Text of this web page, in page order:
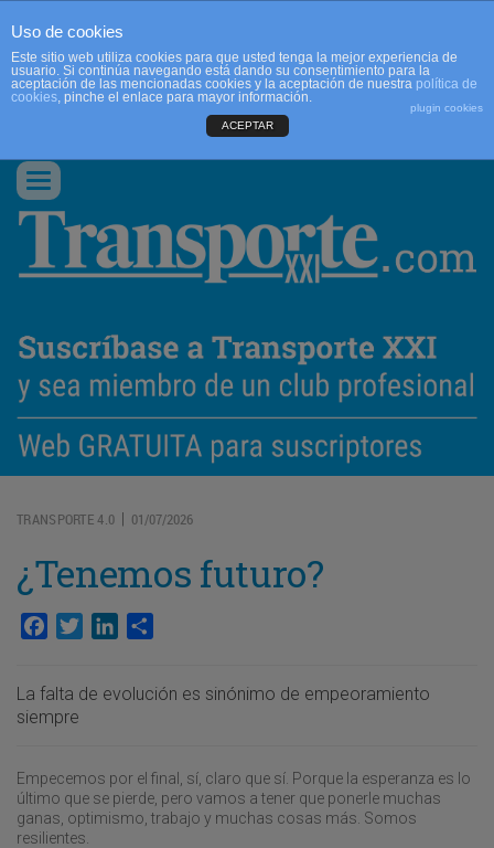
CONTACTO
Conmutar
navegación
TRANSPORTE 4.0 | 01/07/2026
¿Tenemos futuro?
Facebook
TwitterLinkedIn
La falta de evolución es sinónimo de empeoramiento
siempre
Empecemos por el final, sí, claro que sí. Porque la esperanza es lo
último que se pierde, pero vamos a tener que ponerle muchas
ganas, optimismo, trabajo y muchas cosas más. Somos
resilientes.
Uso de cookies
Este sitio web utiliza cookies para que usted tenga la mejor experiencia de
usuario. Si continúa navegando está dando su consentimiento para la
aceptación de las mencionadas cookies y la aceptación de nuestra política de
cookies, pinche el enlace para mayor información.
plugin cookies
ACEPTAR